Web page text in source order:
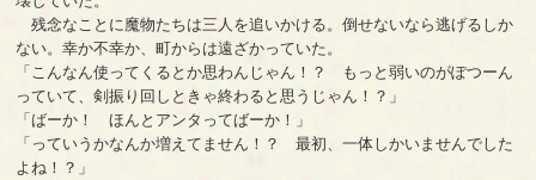
残念なことに魔物たちは三人を追いかける。倒せないなら逃げるしか
ない。幸か不幸か、町からは遠ざかっていた。
「こんなん使ってくるとか思わんじゃん！？ もっと弱いのがぽつーん
っていて、剣振り回しときゃ終わると思うじゃん！？」
「ばーか！ ほんとアンタってばーか！」
「っていうかなんか増えてません！？ 最初、一体しかいませんでした
よね！？」